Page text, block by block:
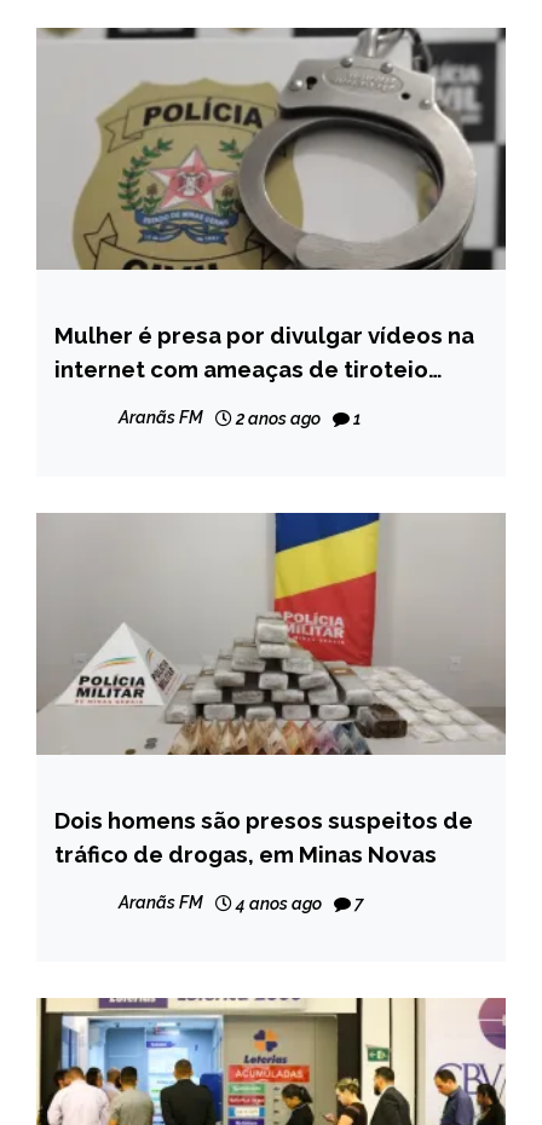
MINAS
GERAIS
NOTÍCIAS
Mulher é presa por divulgar vídeos na
internet com ameaças de tiroteio
Aranãs FM 2 anos ago 1
CAPELINHA
NOTÍCIAS
Dois homens são presos suspeitos de
tráfico de drogas, em Minas Novas
Aranãs FM 4 anos ago 7